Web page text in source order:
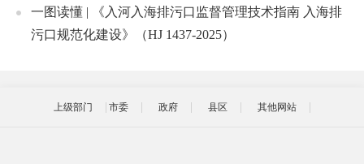
一图读懂 | 《入河入海排污口监督管理技术指南 入海排
污口规范化建设》（HJ 1437-2025）
上级部门 市委 政府 县区 其他网站